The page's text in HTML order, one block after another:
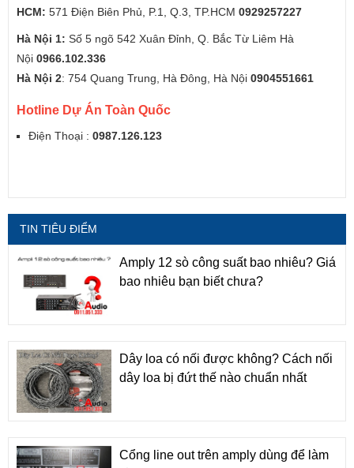
HCM: 571 Điện Biên Phủ, P.1, Q.3, TP.HCM 0929257227
Hà Nội 1: Số 5 ngõ 542 Xuân Đỉnh, Q. Bắc Từ Liêm Hà
Nội 0966.102.336
Hà Nội 2: 754 Quang Trung, Hà Đông, Hà Nội 0904551661
Hotline Dự Án Toàn Quốc
Điện Thoại : 0987.126.123
TIN TIÊU ĐIỂM
Amply 12 sò công suất bao nhiêu? Giá
bao nhiêu bạn biết chưa?
Dây loa có nối được không? Cách nối
dây loa bị đứt thế nào chuẩn nhất
Cổng line out trên amply dùng để làm